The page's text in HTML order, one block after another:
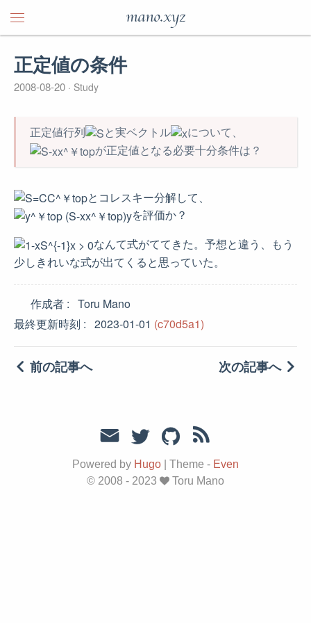
mano.xyz
正定値の条件
2008-08-20 Study
正定値行列 と実ベクトル
について、
が正定値となる必要十分条件は？
とコレスキー分解して、
を評価か？
なんて式がててきた。予想と違う、もう
少しきれいな式が出てくると思っていた。
作成者
Toru Mano
最終更新時刻
2023-01-01 (c70d5a1)
前の記事へ 次の記事へ
Powered by Hugo Theme - Even
© 2008 - 2023
Toru Mano